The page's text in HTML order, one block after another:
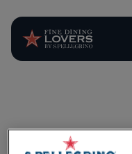
TORNA A